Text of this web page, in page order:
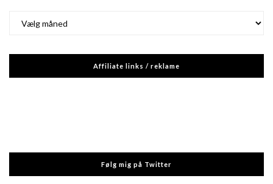
Affiliate links / reklame
Følg mig på Twitter